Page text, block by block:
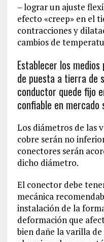
– lograr un ajuste
efecto «creep» en el
contracciones y
cambios de
Establecer los
de puesta a tierra de
conductor quede fijo
confiable en mercado
Los diámetros de las
cobre serán no
conectores serán
dicho diámetro.
El conector debe
mecánica
instalación de la
deformación que
bien dañe la varilla